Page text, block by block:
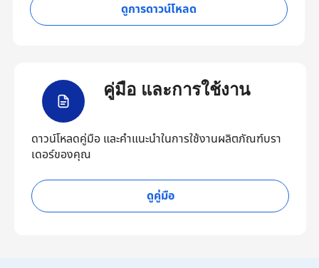
ดูการดาวน์โหลด
คู่มือ และการใช้งาน
ดาวน์โหลดคู่มือ และคำแนะนำในการใช้งานผลิตภัณฑ์บรา
เดอร์ของคุณ
ดูคู่มือ